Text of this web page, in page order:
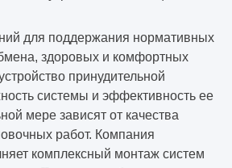
для поддержания нормативных
здоровых и комфортных
принудительной
системы и эффективность ее
мере зависят от качества
работ. Компания
комплексный монтаж систем